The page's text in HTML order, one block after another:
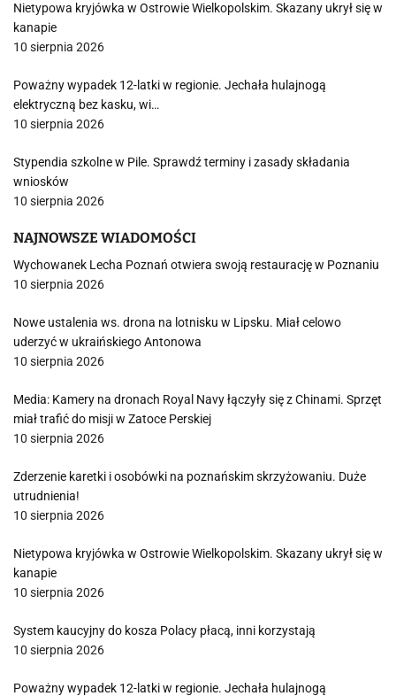
Nietypowa kryjówka w Ostrowie Wielkopolskim. Skazany ukrył się w
kanapie
10 sierpnia 2026
Poważny wypadek 12-latki w regionie. Jechała hulajnogą
elektryczną bez kasku, wi…
10 sierpnia 2026
Stypendia szkolne w Pile. Sprawdź terminy i zasady składania
wniosków
10 sierpnia 2026
NAJNOWSZE WIADOMOŚCI
Wychowanek Lecha Poznań otwiera swoją restaurację w Poznaniu
10 sierpnia 2026
Nowe ustalenia ws. drona na lotnisku w Lipsku. Miał celowo
uderzyć w ukraińskiego Antonowa
10 sierpnia 2026
Media: Kamery na dronach Royal Navy łączyły się z Chinami. Sprzęt
miał trafić do misji w Zatoce Perskiej
10 sierpnia 2026
Zderzenie karetki i osobówki na poznańskim skrzyżowaniu. Duże
utrudnienia!
10 sierpnia 2026
Nietypowa kryjówka w Ostrowie Wielkopolskim. Skazany ukrył się w
kanapie
10 sierpnia 2026
System kaucyjny do kosza Polacy płacą, inni korzystają
10 sierpnia 2026
Poważny wypadek 12-latki w regionie. Jechała hulajnogą